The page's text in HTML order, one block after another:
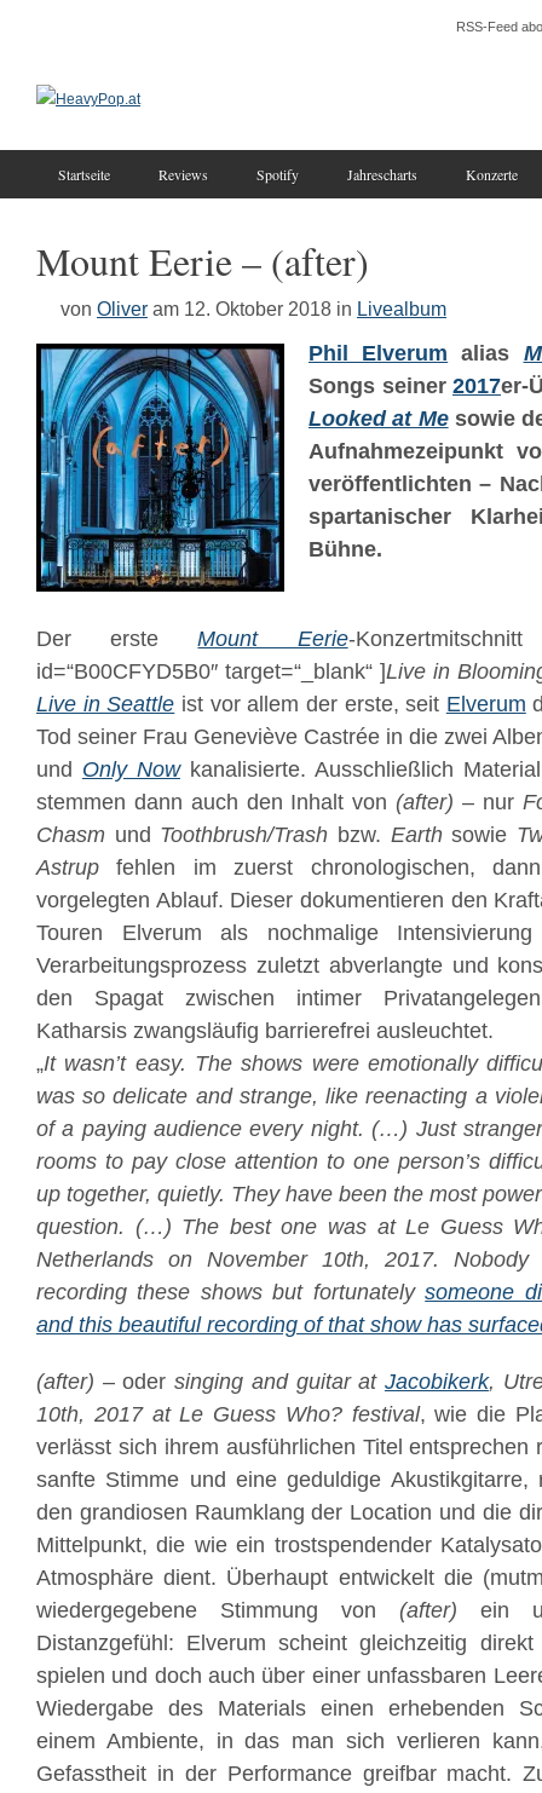
RSS-Feed
Startseite Reviews Spotify Jahrescharts Konzerte
Mount Eerie – (after)
von Oliver am 12. Oktober 2018 in Livealbum
Phil Elverum alias
Songs seiner 2017er-
Looked at Mesowie
Aufnahmezeipunkt
veröffentlichten –
spartanischer
Bühne.
Der ersteMount Eerie-
id=“B00CFYD5B0″ target=“_blank“ ]Live in
Live in Seattle ist vor allem der erste, seit Elverum
Tod seiner Frau Geneviève Castrée in die zwei
und Only Nowkanalisierte. Ausschließlich
stemmen dann auch den Inhalt von (after) – nur
Chasm und Toothbrush/Trash bzw. Earthsowie
Astrup fehlen im zuerst chronologischen,
vorgelegten Ablauf. Dieser dokumentieren den
Touren Elverum als nochmalige
Verarbeitungsprozess zuletzt abverlangte und
den Spagat zwischen intimer
Katharsis zwangsläufig barrierefrei ausleuchtet.
„It wasn’t easy. The shows were emotionally
was so delicate and strange, like reenacting a
of a paying audience every night. (…) Just
rooms to pay close attention to one person’s
up together, quietly. They have been the most
question. (…) The best one was at Le Guess
Netherlands on November 10th, 2017.
recording these shows but fortunatelysomeone
and this beautiful recording of that show has
(after​) ​ – odersinging and guitar at Jacobikerk,
10th, 2017 at Le Guess Who? festival, wie die
verlässt sich ihrem ausführlichen Titel entsprechen
sanfte Stimme und eine geduldige
den grandiosen Raumklang der Location und die
Mittelpunkt, die wie ein trostspendender
Atmosphäre dient. Überhaupt entwickelt die
wiedergegebene Stimmung von (after) ein
Distanzgefühl: Elverum scheint gleichzeitig
spielen und doch auch über einer unfassbaren
Wiedergabe des Materials einen erhebenden
einem Ambiente, in das man sich verlieren
Gefasstheit in der Performance greifbar macht.